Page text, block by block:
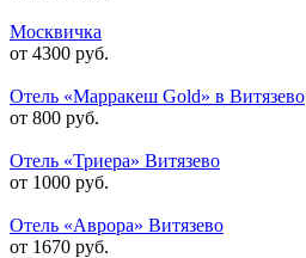
Москвичка
от 4300 руб.
Отель «Марракеш Gold» в Витязево
от 800 руб.
Отель «Триера» Витязево
от 1000 руб.
Отель «Аврора» Витязево
от 1670 руб.